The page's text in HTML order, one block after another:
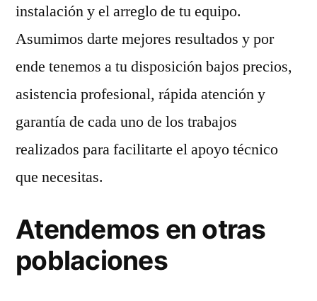
instalación y el arreglo de tu equipo.
Asumimos darte mejores resultados y por
ende tenemos a tu disposición bajos precios,
asistencia profesional, rápida atención y
garantía de cada uno de los trabajos
realizados para facilitarte el apoyo técnico
que necesitas.
Atendemos en otras
poblaciones